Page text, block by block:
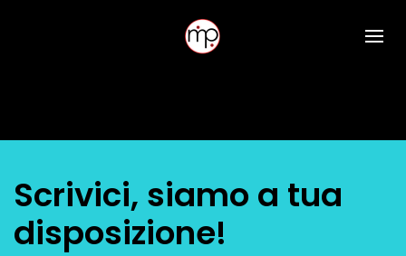
Scrivici, siamo a tua
disposizione!